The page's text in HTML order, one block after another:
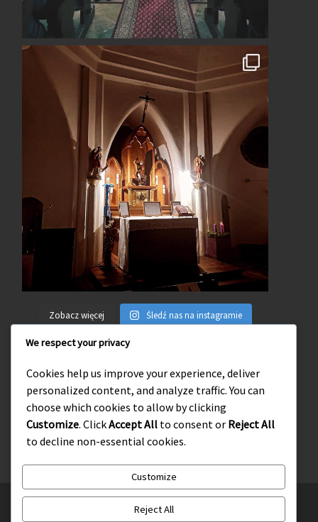
Zobacz więcej Śledź nas na instagramie
Wejdź na naszego facebooka
Słupskie Środowisko Tradycji Katolickiej
We respect your privacy
Cookies help us improve your experience, deliver
personalized content, and analyze traffic. You can
choose which cookies to allow by clicking
Customize. ClickAccept All to consent or Reject All
to decline non-essential cookies.
Customize
Reject All